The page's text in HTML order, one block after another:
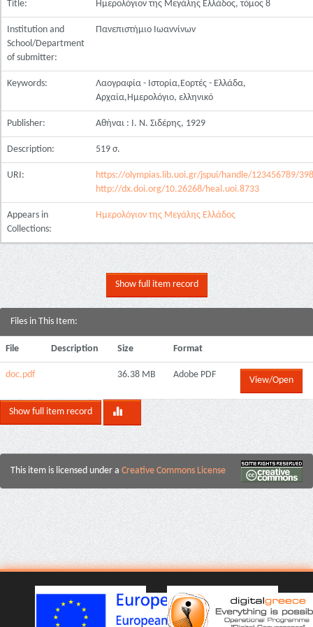
Title: Ημερολόγιον της Μεγάλης Ελλάδος, τόμος 8
Institution and
School/Department
of submitter:
Πανεπιστήμιο Ιωαννίνων
Keywords:
Λαογραφία - Ιστορία,Εορτές - Ελλάδα,
Αρχαία,Ημερολόγιο, ελληνικό
Publisher: Αθήναι : Ι. Ν. Σιδέρης, 1929
Description: 519 σ.
URI:
https://olympias.lib.uoi.gr/jspui/handle/123456789/
http://dx.doi.org/10.26268/heal.uoi.8733
Appears in
Collections:
Ημερολόγιον της Μεγάλης Ελλάδος
Show full item record
Files in This Item:
File Description Size Format
doc.pdf 36.38 MB Adobe PDF
View/Open
Show full item record
This item is licensed under a Creative Commons License